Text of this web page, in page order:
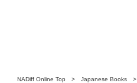
NADiff Online Top > Japanese Books